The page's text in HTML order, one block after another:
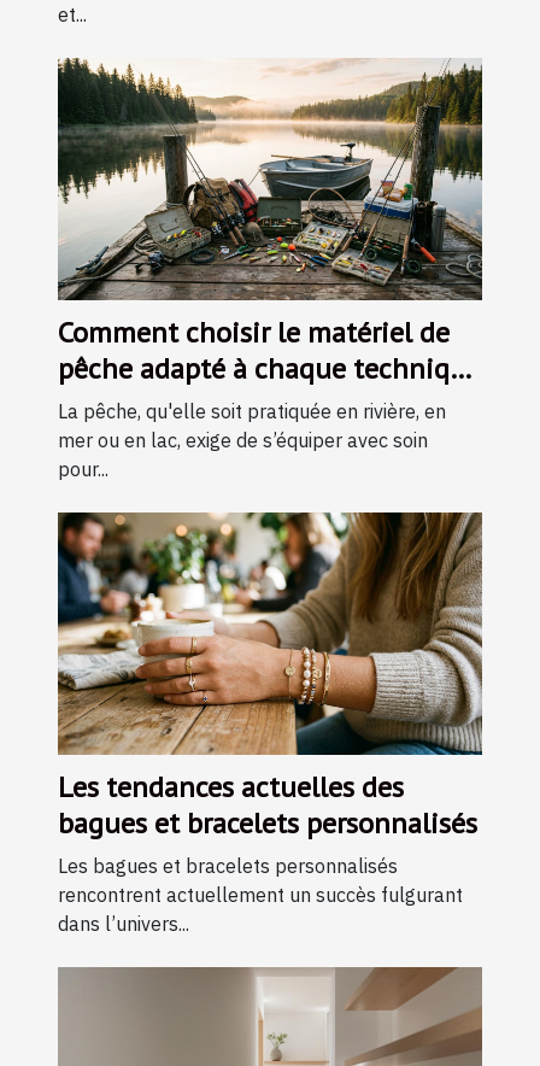
et...
Comment choisir le matériel de
pêche adapté à chaque technique
?
La pêche, qu'elle soit pratiquée en rivière, en
mer ou en lac, exige de s’équiper avec soin
pour...
Les tendances actuelles des
bagues et bracelets personnalisés
Les bagues et bracelets personnalisés
rencontrent actuellement un succès fulgurant
dans l’univers...